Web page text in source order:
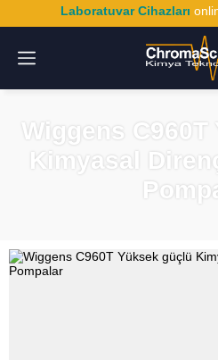
Laboratuvar Cihazları
Wiggens
Kimyasal